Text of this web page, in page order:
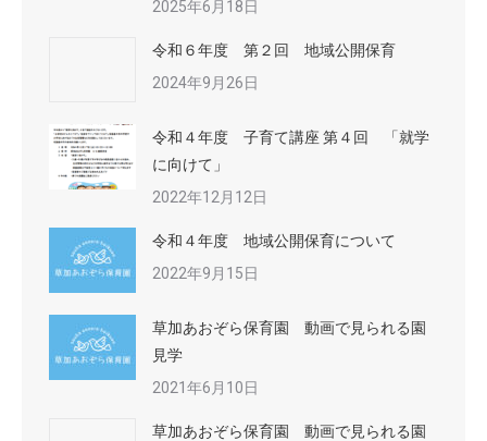
2025年6月18日
令和６年度 第２回 地域公開保育
2024年9月26日
令和４年度 子育て講座 第４回 「就学
に向けて」
2022年12月12日
令和４年度 地域公開保育について
2022年9月15日
草加あおぞら保育園 動画で見られる園
見学
2021年6月10日
草加あおぞら保育園 動画で見られる園